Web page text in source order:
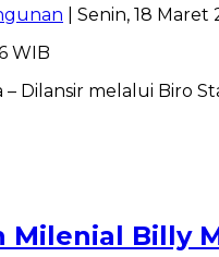
| Senin, 18 Maret
WIB
– Dilansir melalui Biro
Milenial Billy